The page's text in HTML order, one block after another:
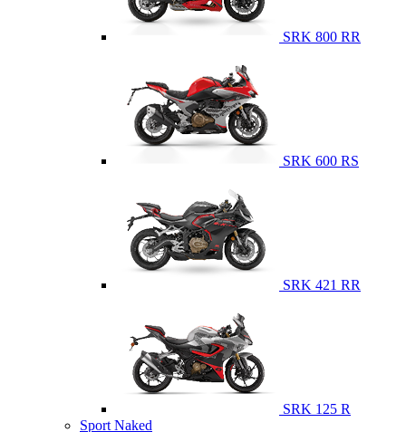
SRK 800 RR
SRK 600 RS
SRK 421 RR
SRK 125 R
Sport Naked